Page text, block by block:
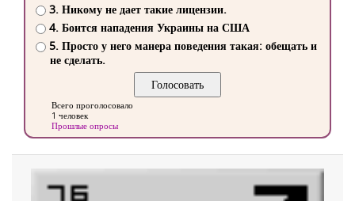
3. Никому не дает такие лицензии.
4. Боится нападения Украины на США
5. Просто у него манера поведения такая: обещать и
не сделать.
Всего проголосовало
1 человек
Прошлые опросы